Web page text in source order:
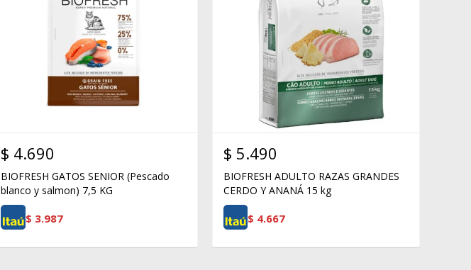
$ 4.690
BIOFRESH GATOS SENIOR (Pescado
blanco y salmon) 7,5 KG
$ 3.987
$ 5.490
BIOFRESH ADULTO RAZAS GRANDES
CERDO Y ANANÁ 15 kg
$ 4.667